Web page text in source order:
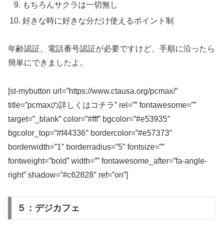
もちろんサクラは一切無し
好きな時に好きな分だけ使えるポイント制
年齢認証、電話番号認証が必要ですけど、手順に沿ったら
簡単にできましたよ。
[st-mybutton url=”https://www.ctausa.org/pcmax/”
title=”pcmaxの詳しくはコチラ” rel=”” fontawesome=””
target=”_blank” color=”#fff” bgcolor=”#e53935″
bgcolor_top=”#f44336″ bordercolor=”#e57373″
borderwidth=”1″ borderradius=”5″ fontsize=””
fontweight=”bold” width=”” fontawesome_after=”fa-angle-
right” shadow=”#c62828″ ref=”on”]
５：デジカフェ